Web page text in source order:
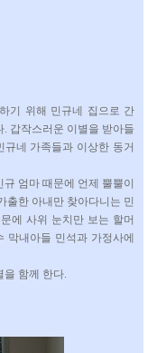
기 위해 민규네 집으로 간
갑작스러운 이별을 받아들
네 가족들과 이상한 동거
엄마 때문에 언제 뿔뿔이
출한 아내만 찾아다니는 민
에 사위 눈치만 보는 할머
막내아들 민석과 가정사에
함께 한다.